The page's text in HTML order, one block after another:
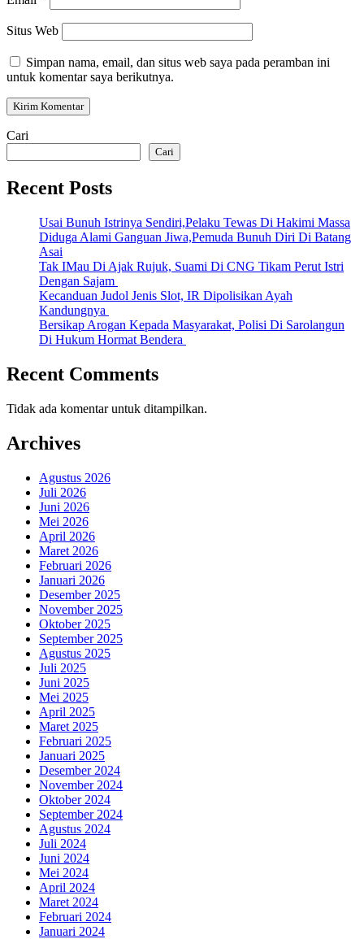
Situs Web
Simpan nama, email, dan situs web saya pada peramban ini
untuk komentar saya berikutnya.
Cari
Cari
Recent Posts
Usai Bunuh Istrinya Sendiri,Pelaku Tewas Di Hakimi Massa
Diduga Alami Ganguan Jiwa,Pemuda Bunuh Diri Di Batang
Asai
Tak IMau Di Ajak Rujuk, Suami Di CNG Tikam Perut Istri
Dengan Sajam
Kecanduan Judol Jenis Slot, IR Dipolisikan Ayah
Kandungnya
Bersikap Arogan Kepada Masyarakat, Polisi Di Sarolangun
Di Hukum Hormat Bendera
Recent Comments
Tidak ada komentar untuk ditampilkan.
Archives
Agustus 2026
Juli 2026
Juni 2026
Mei 2026
April 2026
Maret 2026
Februari 2026
Januari 2026
Desember 2025
November 2025
Oktober 2025
September 2025
Agustus 2025
Juli 2025
Juni 2025
Mei 2025
April 2025
Maret 2025
Februari 2025
Januari 2025
Desember 2024
November 2024
Oktober 2024
September 2024
Agustus 2024
Juli 2024
Juni 2024
Mei 2024
April 2024
Maret 2024
Februari 2024
Januari 2024